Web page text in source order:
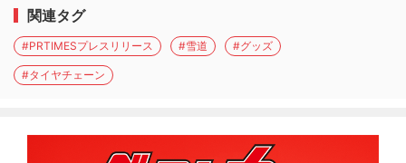
関連タグ
#PRTIMESプレスリリース #雪道 #グッズ
#タイヤチェーン